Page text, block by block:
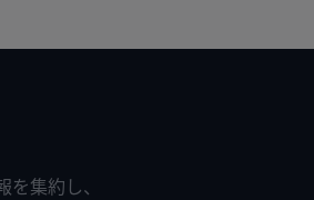
を集約し、